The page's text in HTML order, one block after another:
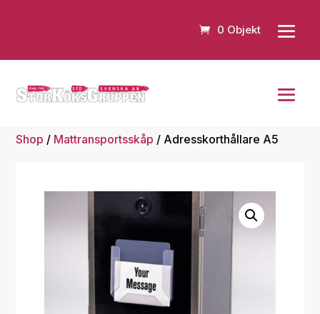
0 Objekt
Shop / Mattransportsskåp / Adresskorthållare A5